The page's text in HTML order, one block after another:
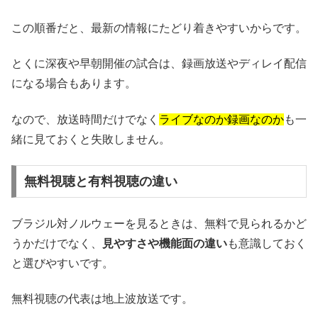
この順番だと、最新の情報にたどり着きやすいからです。
とくに深夜や早朝開催の試合は、録画放送やディレイ配信
になる場合もあります。
なので、放送時間だけでなく ライブなのか録画なのかも一
緒に見ておくと失敗しません。
無料視聴と有料視聴の違い
ブラジル対ノルウェーを見るときは、無料で見られるかど
うかだけでなく、
見やすさや機能面の違いも意識しておく
と選びやすいです。
無料視聴の代表は地上波放送です。